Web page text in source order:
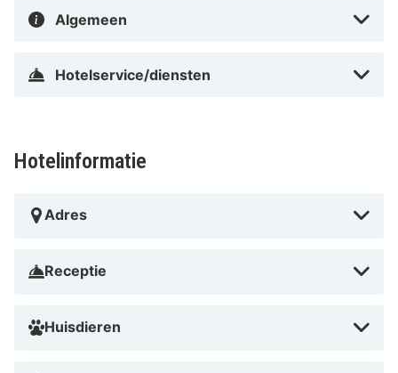
stad
Veel gemeenschappelijke en recreatiegebieden
iedereen die op zoek is naar een modern en levendig
fitnessfaciliteiten en een rooftop-bar zorgt voor een
reizigers en iedereen die Dortmund op een creatieve
Algemeen
Hotelservice/diensten
Hotelinformatie
Adres
Receptie
Huisdieren